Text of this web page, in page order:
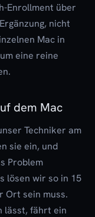
Enrollment über
nicht
Mac in
eine reine
dem Mac
Techniker am
sie ein, und
Problem
lösen wir so in 15
Ort sein muss.
lässt, fährt ein